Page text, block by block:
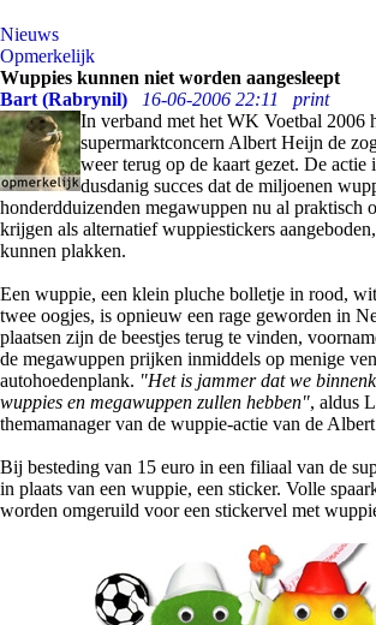
Nieuws
Opmerkelijk
Wuppies kunnen niet worden aangesleept
Bart (Rabrynil)
16-06-2006 22:11
print
In verband met het WK Voetbal 2006
supermarktconcern Albert Heijn de
weer terug op de kaart gezet. De actie
dusdanig succes dat de miljoenen
honderdduizenden megawuppen nu al praktisch
krijgen als alternatief wuppiestickers
kunnen plakken.
Een wuppie, een klein pluche bolletje in rood,
twee oogjes, is opnieuw een rage geworden in
plaatsen zijn de beestjes terug te vinden,
de megawuppen prijken inmiddels op menige
autohoedenplank. "Het is jammer dat we
wuppies en megawuppen zullen hebben", aldus
themamanager van de wuppie-actie van de
Bij besteding van 15 euro in een filiaal van de
in plaats van een wuppie, een sticker. Volle
worden omgeruild voor een stickervel met